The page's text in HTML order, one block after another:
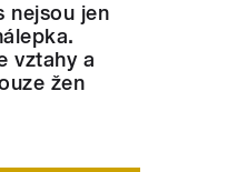
nejsou jen
vztahy a
žen